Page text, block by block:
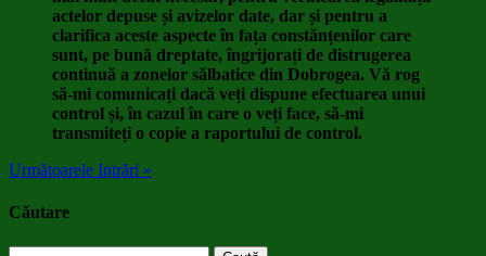
actelor depuse și avizelor date, dar și pentru a
clarifica aceste aspecte în fața constănțenilor care
sunt, pe bună dreptate, îngrijorați de distrugerea
continuă a zonelor sălbatice din Dobrogea. Vă rog
să-mi comunicați dacă veți dispune efectuarea unui
control și, în cazul în care o veți face, să-mi
transmiteți o copie a raportului de control.
Următoarele Intrări »
Căutare